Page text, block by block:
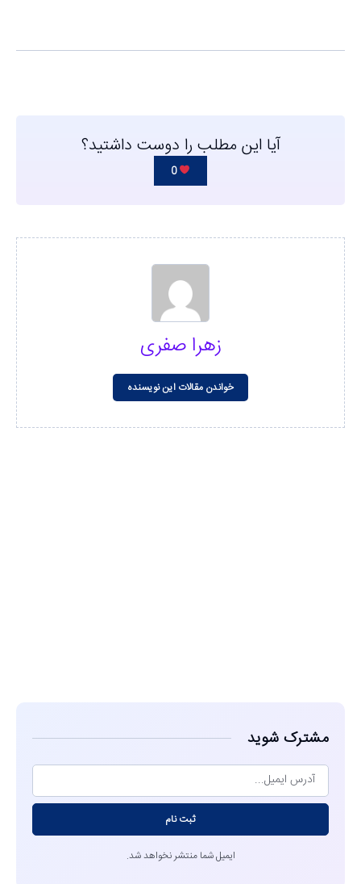
آیا این مطلب را دوست داشتید؟
0
زهرا صفری
خواندن مقالات این نویسنده
مشترک شوید
ثبت نام
ایمیل شما منتشر نخواهد شد.